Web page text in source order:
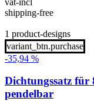
shipping-free
1 product-designs
variant_btn.purchase
-35,94 %
Dichtungssatz für
pendelbar